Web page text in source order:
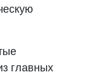
главных